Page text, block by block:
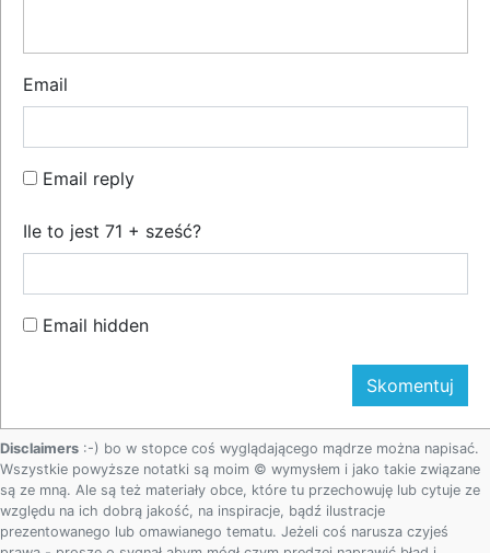
Email
Email reply
Ile to jest 71 + sześć?
Email hidden
Disclaimers :-) bo w stopce coś wyglądającego mądrze można napisać.
Wszystkie powyższe notatki są moim © wymysłem i jako takie związane
są ze mną. Ale są też materiały obce, które tu przechowuję lub cytuje ze
względu na ich dobrą jakość, na inspiracje, bądź ilustracje
prezentowanego lub omawianego tematu. Jeżeli coś narusza czyjeś